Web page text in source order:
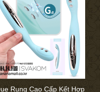
Rung Cao Cấp Kết Hợp